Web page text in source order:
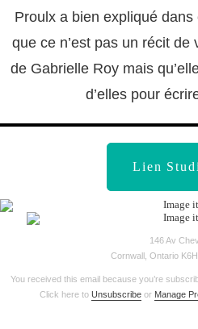
Proulx a bien expliqué
que ce n’est pas un récit
de Gabrielle Roy mais
d’elles pour
Lien
146 Av
Cornwall, Ontario
You received this email because you’re
Click here to Unsubscribe or Manage